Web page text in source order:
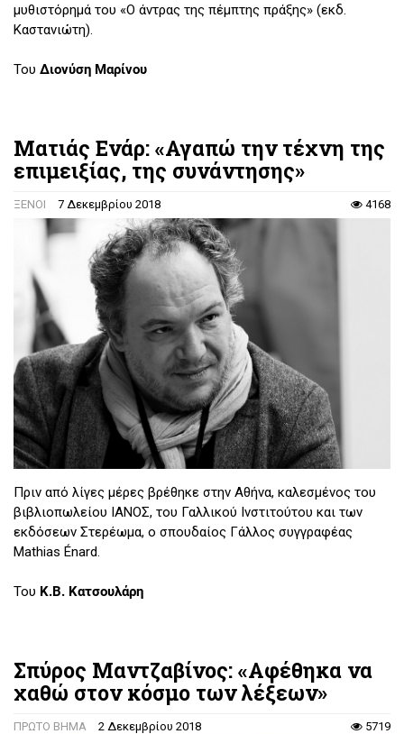
μυθιστόρημά του «Ο άντρας της πέμπτης πράξης» (εκδ.
Καστανιώτη).
Του Διονύση Μαρίνου
Ματιάς Ενάρ: «Αγαπώ την τέχνη της
επιμειξίας, της συνάντησης»
ΞΕΝΟΙ 7 Δεκεμβρίου 2018 4168
Πριν από λίγες μέρες βρέθηκε στην Αθήνα, καλεσμένος του
βιβλιοπωλείου ΙΑΝΟΣ, του Γαλλικού Ινστιτούτου και των
εκδόσεων Στερέωμα, ο σπουδαίος Γάλλος συγγραφέας
Mathias Énard.
Του Κ.Β. Κατσουλάρη
Σπύρος Μαντζαβίνος: «Aφέθηκα να
χαθώ στον κόσμο των λέξεων»
ΠΡΩΤΟ ΒΗΜΑ 2 Δεκεμβρίου 2018 5719